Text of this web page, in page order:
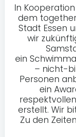
In
dem
Stadt Essen
wir
ein
– nicht-
Personen
ein
erstellt. Wir
Zu den